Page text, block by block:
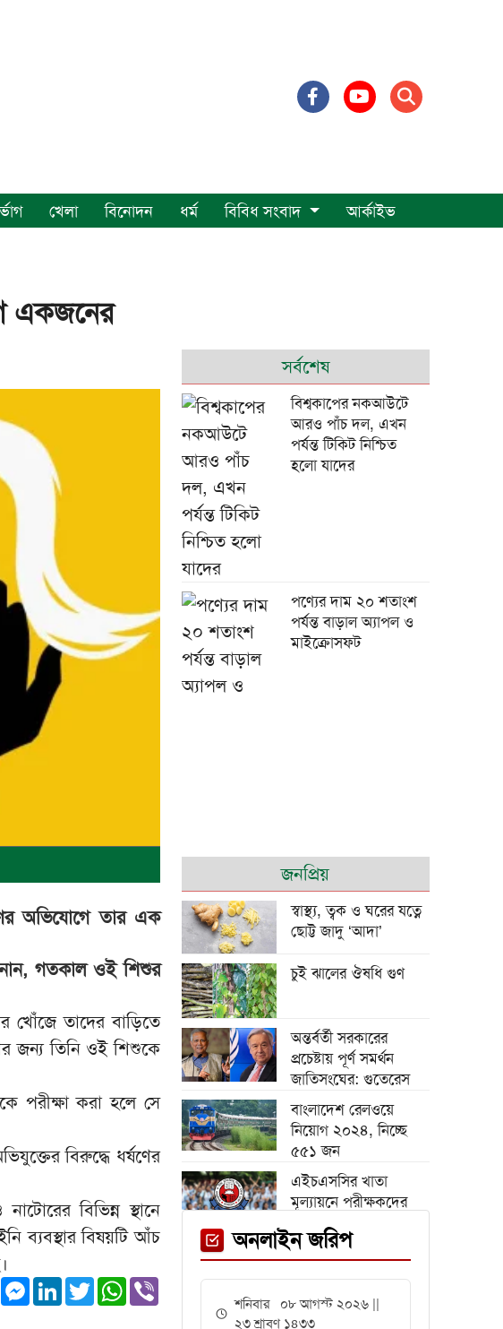
খেলা বিনোদন ধর্ম বিবিধ সংবাদ আর্কাইভ
একজনের
অভিযোগে তার এক
গতকাল ওই শিশুর
খোঁজে তাদের বাড়িতে
জন্য তিনি ওই শিশুকে
পরীক্ষা করা হলে সে
বিরুদ্ধে ধর্ষণের
বিভিন্ন স্থানে
ব্যবস্থার বিষয়টি আঁচ
Messenger
LinkedIn
TwitterWhatsApp
Viber
সর্বশেষ
বিশ্বকাপের নকআউটে
আরও পাঁচ দল, এখন
পর্যন্ত টিকিট নিশ্চিত
হলো যাদের
পণ্যের দাম ২০ শতাংশ
পর্যন্ত বাড়াল অ্যাপল ও
মাইক্রোসফট
শি জিনপিংয়ের সঙ্গে
তারেক রহমানের
শুভেচ্ছা বিনিময়
পাউরুটি ফ্রিজে রাখলে
পুষ্টিগুণ নষ্ট হয়?
চট্টগ্রামে মসজিদে চুরি
হওয়া পৌনে ২ লাখ
টাকাসহ আটক ২
অস্ট্রিয়া ম্যাচের আগে
এক তারকাকে হারাল
জনপ্রিয়
স্বাস্থ্য, ত্বক ও ঘরের যত্নে
ছোট্ট জাদু ‘আদা’
চুই ঝালের ঔষধি গুণ
অন্তর্বর্তী সরকারের
প্রচেষ্টায় পূর্ণ সমর্থন
জাতিসংঘের: গুতেরেস
বাংলাদেশ রেলওয়ে
নিয়োগ ২০২৪, নিচ্ছে
৫৫১ জন
এইচএসসির খাতা
মূল্যায়নে পরীক্ষকদের
জন্য সময় বাড়ল ২ দিন
অনলাইন জরিপ
শনিবার ০৮ আগস্ট ২০২৬ ||
২৩ শ্রাবণ ১৪৩৩